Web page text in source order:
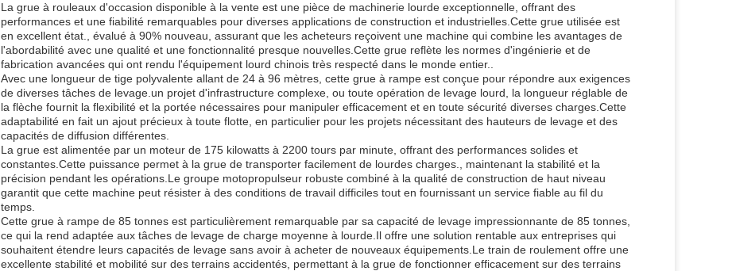
La grue à rouleaux d'occasion disponible à la vente est une pièce de machinerie lourde exceptionnelle, offrant des
performances et une fiabilité remarquables pour diverses applications de construction et industrielles.Cette grue utilisée est
en excellent état., évalué à 90% nouveau, assurant que les acheteurs reçoivent une machine qui combine les avantages de
l'abordabilité avec une qualité et une fonctionnalité presque nouvelles.Cette grue reflète les normes d'ingénierie et de
fabrication avancées qui ont rendu l'équipement lourd chinois très respecté dans le monde entier..
Avec une longueur de tige polyvalente allant de 24 à 96 mètres, cette grue à rampe est conçue pour répondre aux exigences
de diverses tâches de levage.un projet d'infrastructure complexe, ou toute opération de levage lourd, la longueur réglable de
la flèche fournit la flexibilité et la portée nécessaires pour manipuler efficacement et en toute sécurité diverses charges.Cette
adaptabilité en fait un ajout précieux à toute flotte, en particulier pour les projets nécessitant des hauteurs de levage et des
capacités de diffusion différentes.
La grue est alimentée par un moteur de 175 kilowatts à 2200 tours par minute, offrant des performances solides et
constantes.Cette puissance permet à la grue de transporter facilement de lourdes charges., maintenant la stabilité et la
précision pendant les opérations.Le groupe motopropulseur robuste combiné à la qualité de construction de haut niveau
garantit que cette machine peut résister à des conditions de travail difficiles tout en fournissant un service fiable au fil du
temps.
Cette grue à rampe de 85 tonnes est particulièrement remarquable par sa capacité de levage impressionnante de 85 tonnes,
ce qui la rend adaptée aux tâches de levage de charge moyenne à lourde.Il offre une solution rentable aux entreprises qui
souhaitent étendre leurs capacités de levage sans avoir à acheter de nouveaux équipements.Le train de roulement offre une
excellente stabilité et mobilité sur des terrains accidentés, permettant à la grue de fonctionner efficacement sur des terrains